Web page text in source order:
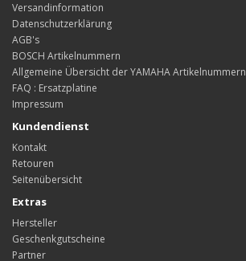
Versandinformation
Datenschutzerklärung
AGB's
BOSCH Artikelnummern
Allgemeine Übersicht der YAMAHA Artikelnummern
FAQ : Ersatzplatine
Impressum
Kundendienst
Kontakt
Retouren
Seitenübersicht
Extras
Hersteller
Geschenkgutscheine
Partner